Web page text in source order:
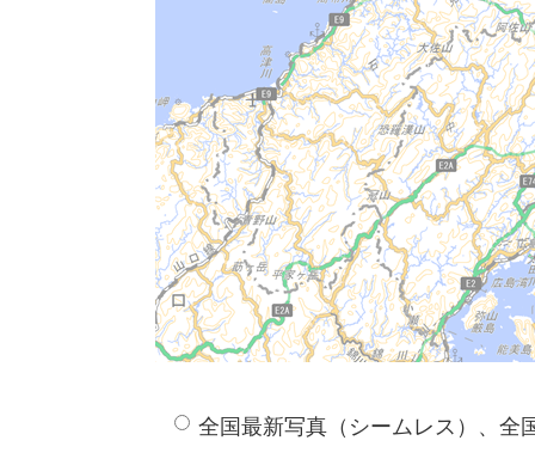
全国最新写真（シームレス）、全